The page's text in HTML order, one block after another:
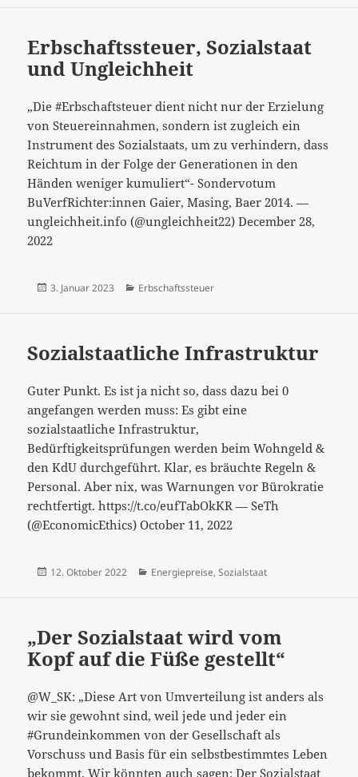
Erbschaftssteuer, Sozialstaat
und Ungleichheit
„Die #Erbschaftsteuer dient nicht nur der Erzielung
von Steuereinnahmen, sondern ist zugleich ein
Instrument des Sozialstaats, um zu verhindern, dass
Reichtum in der Folge der Generationen in den
Händen weniger kumuliert“- Sondervotum
BuVerfRichter:innen Gaier, Masing, Baer 2014. —
ungleichheit.info (@ungleichheit22) December 28,
2022
Veröffentlicht
3. Januar 2023 Kategorien
Erbschaftssteuer
Sozialstaatliche Infrastruktur
Guter Punkt. Es ist ja nicht so, dass dazu bei 0
angefangen werden muss: Es gibt eine
sozialstaatliche Infrastruktur,
Bedürftigkeitsprüfungen werden beim Wohngeld &
den KdU durchgeführt. Klar, es bräuchte Regeln &
Personal. Aber nix, was Warnungen vor Bürokratie
rechtfertigt. https://t.co/eufTabOkKR — SeTh
(@EconomicEthics) October 11, 2022
Veröffentlicht
12. Oktober 2022 Kategorien
Energiepreise, Sozialstaat
„Der Sozialstaat wird vom
Kopf auf die Füße gestellt“
@W_SK: „Diese Art von Umverteilung ist anders als
wir sie gewohnt sind, weil jede und jeder ein
#Grundeinkommen von der Gesellschaft als
Vorschuss und Basis für ein selbstbestimmtes Leben
bekommt. Wir könnten auch sagen: Der Sozialstaat